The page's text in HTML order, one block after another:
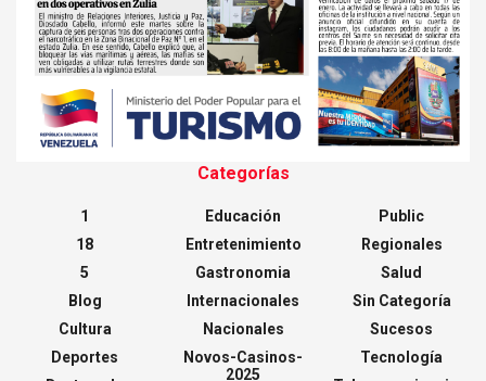
Categorías
1
18
5
Blog
Cultura
Deportes
Educación
Entretenimiento
Gastronomia
Internacionales
Nacionales
Novos-Casinos-
2025
Public
Regionales
Salud
Sin Categoría
Sucesos
Tecnología